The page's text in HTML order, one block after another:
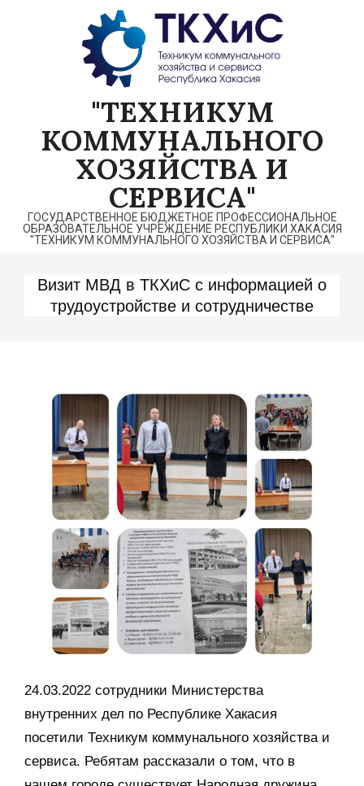
"ТЕХНИКУМ
КОММУНАЛЬНОГО
ХОЗЯЙСТВА И
СЕРВИСА"
ГОСУДАРСТВЕННОЕ БЮДЖЕТНОЕ ПРОФЕССИОНАЛЬНОЕ
ОБРАЗОВАТЕЛЬНОЕ УЧРЕЖДЕНИЕ РЕСПУБЛИКИ ХАКАСИЯ
"ТЕХНИКУМ КОММУНАЛЬНОГО ХОЗЯЙСТВА И СЕРВИСА"
Визит МВД в ТКХиС с информацией о
трудоустройстве и сотрудничестве
24.03.2022 сотрудники Министерства
внутренних дел по Республике Хакасия
посетили Техникум коммунального хозяйства и
сервиса. Ребятам рассказали о том, что в